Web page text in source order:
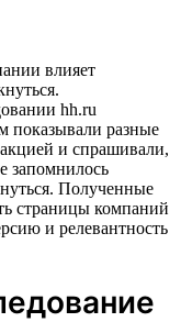
влияет
hh.ru
показывали разные
и спрашивали,
запомнилось
Полученные
страницы компаний
и релевантность